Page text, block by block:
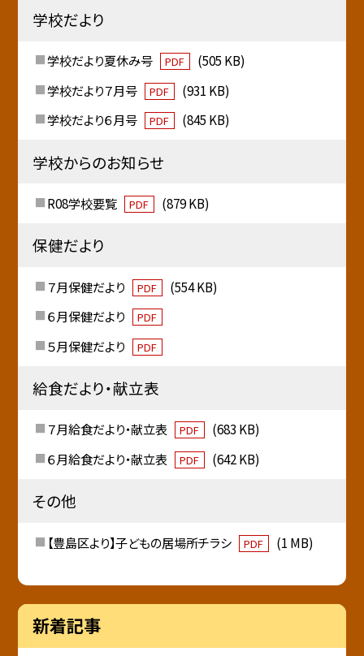
学校だより
学校だより夏休み号 PDF
(505 KB)
学校だより７月号
PDF
(931 KB)
学校だより６月号
PDF (845 KB)
学校からのお知らせ
R08学校要覧 PDF (879 KB)
保健だより
７月保健だより PDF
(554 KB)
６月保健だより
PDF
５月保健だより PDF
給食だより・献立表
７月給食だより・献立表 PDF
(683 KB)
６月給食だより・献立表
PDF (642 KB)
その他
【豊島区より】子どもの居場所チラシ PDF (1 MB)
新着記事